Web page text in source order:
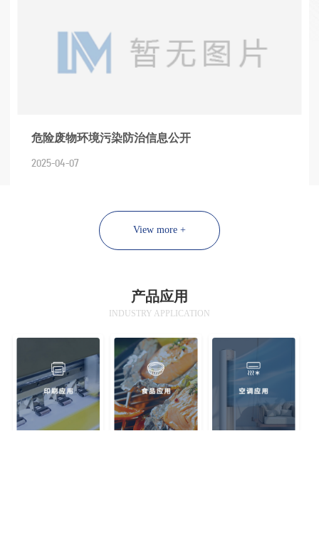
危险废物环境污染防治信息公开
2025-04-07
View more +
产品应用
INDUSTRY APPLICATION